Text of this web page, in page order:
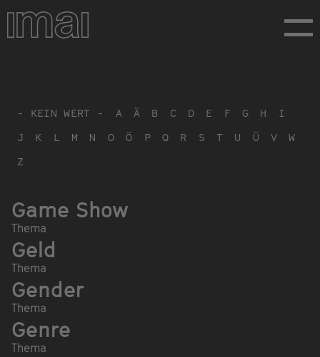
Direkt
zum
Inhalt
- KEIN WERT - A Ä B C D E F G H
I
J
K L M N O Ö P Q R S T U Ü V
W
Z
Game Show
Thema
Geld
Thema
Gender
Thema
Genre
Thema